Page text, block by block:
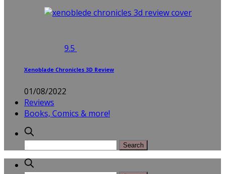
9.5
Xenoblade Chronicles 3D Review
01/08/2022
Reviews
Books, Comics & more!